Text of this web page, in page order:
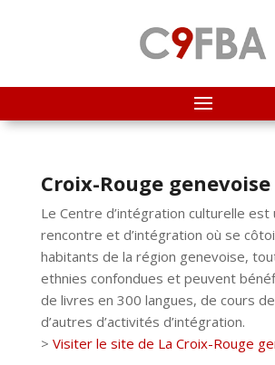
Croix-Rouge genevoise
Le Centre d’intégration culturelle est
rencontre et d’intégration où se
habitants de la région genevoise,
ethnies confondues et peuvent
de livres en 300 langues, de cours
d’autres d’activités d’intégration.
> Visiter le site de La Croix-Rouge